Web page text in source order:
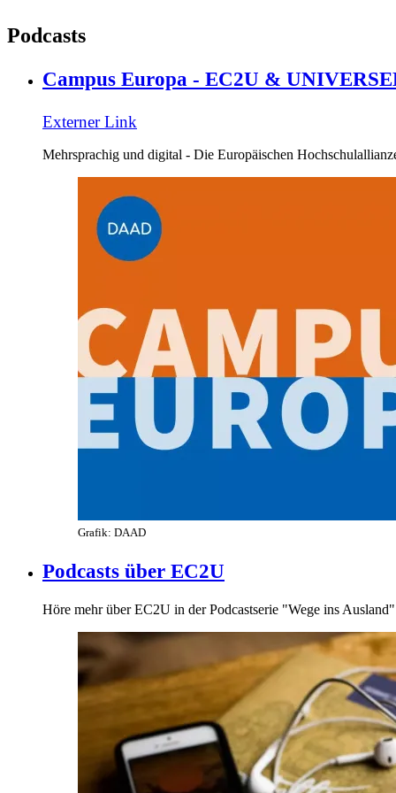
Podcasts
Campus Europa - EC2U &
Externer Link
Mehrsprachig und digital - Die Europäischen
Grafik: DAAD
Podcasts über EC2U
Höre mehr über EC2U in der Podcastserie "Wege ins